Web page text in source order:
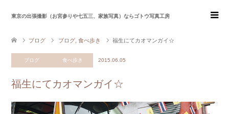
東京の出張撮影（お宮参りや七五三、家族写真）ならゴトウ写真工房
ブログ ブログ 食べ歩き 福生にてカオマンガイ☆
ブログ 食べ歩き 2015.06.05
福生にてカオマンガイ☆